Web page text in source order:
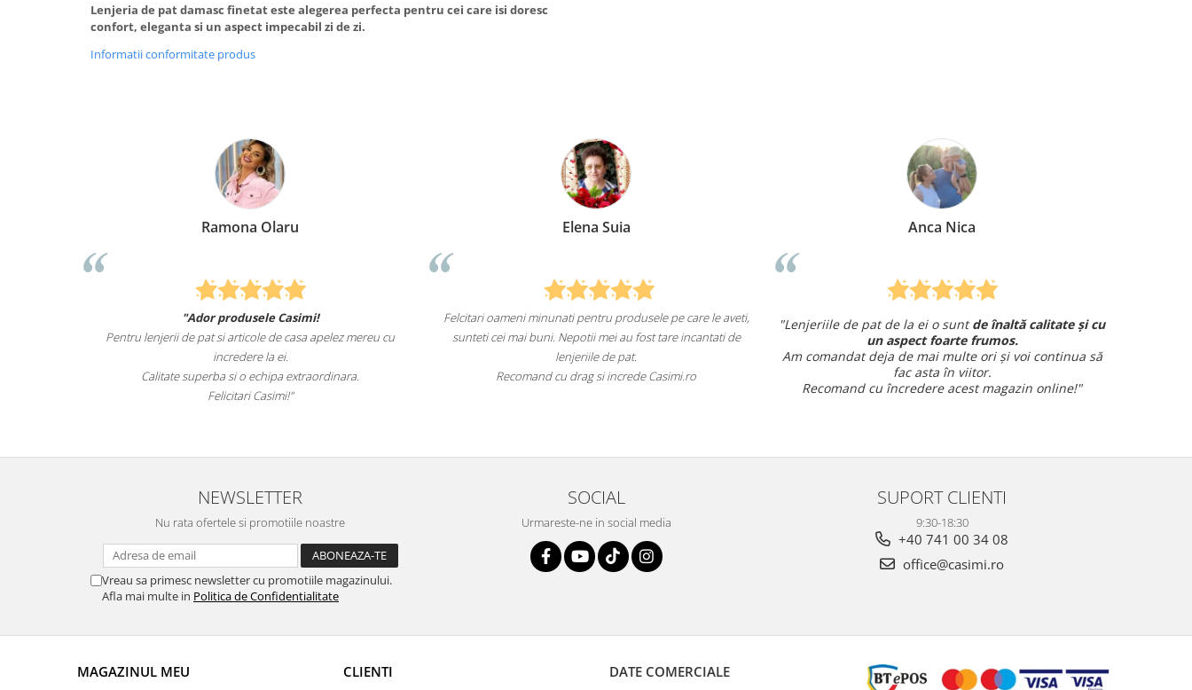
Lenjeria de pat damasc finetat este alegerea perfecta pentru cei care isi doresc
confort, eleganta si un aspect impecabil zi de zi.
Informatii conformitate produs
apelez mereu cu
Elena Suia
Felcitari oameni minunati pentru produsele pe care le aveti,
sunteti cei mai buni. Nepotii mei au fost tare incantati de
lenjeriile de pat.
Recomand cu drag si increde Casimi.ro
Anca Nica
"Lenjeriile de pat de la ei o suntde înaltă calitate și cu
un aspect foarte frumos.
Am comandat deja de mai multe ori și voi continua să
fac asta în viitor.
Recomand cu încredere acest magazin online!"
Mirela Vermesan
Am comandat o lenjerie de pat pentru cadou
și am avut o întrebare șiam primit un răspuns rapid și
amabil.
Sunt foarte mulțumită!
NEWSLETTER
Nu rata ofertele si promotiile noastre
Vreau sa primesc newsletter cu promotiile magazinului.
Afla mai multe in Politica de Confidentialitate
SOCIAL
Urmareste-ne in social media
SUPORT CLIENTI
9:30-18:30
+40 741 00 34 08
office@casimi.ro
MAGAZINUL MEU CLIENTI DATE COMERCIALE